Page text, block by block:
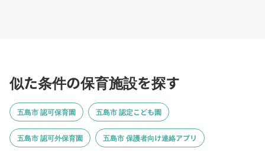
似た条件の保育施設を探す
五島市 認可保育園 五島市 認定こども園
五島市 認可外保育園 五島市 保護者向け連絡アプリ